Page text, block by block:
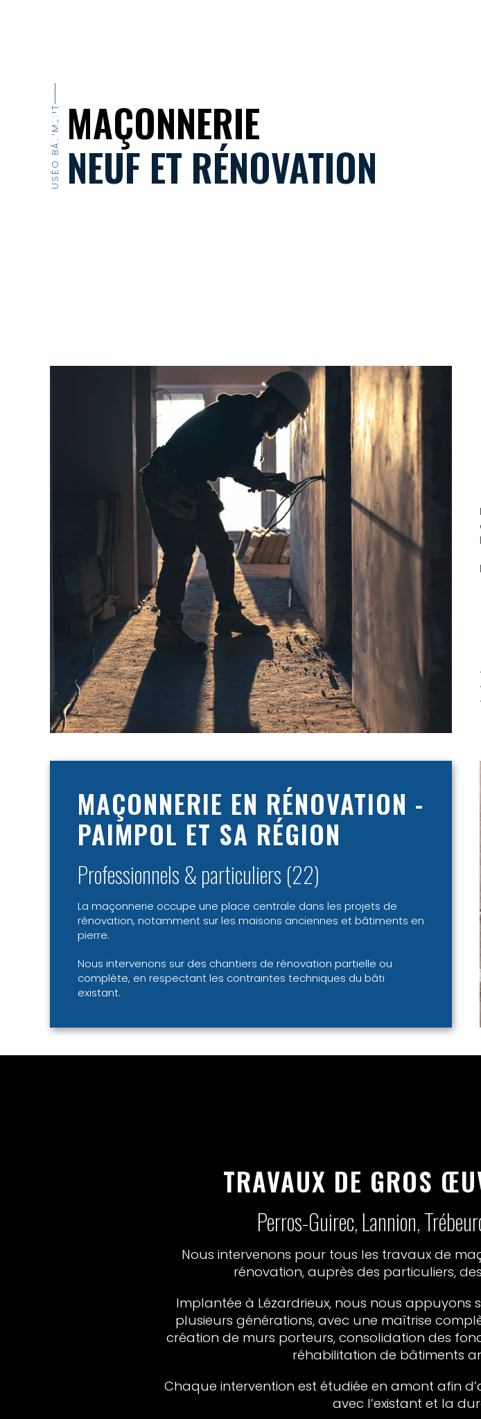
USÉO BÂTIMENT MAÇONNERIE
NEUF ET RÉNOVATION
MAÇONNERIE EN RÉNOVATION -
PAIMPOL ET SA RÉGION
Professionnels & particuliers (22)
La maçonnerie occupe une place centrale dans les projets de
rénovation, notamment sur les maisons anciennes et bâtiments en
pierre.
Nous intervenons sur des chantiers de rénovation partielle ou
complète, en respectant les contraintes techniques du bâti
existant.
TRAVAUX DE GROS
Perros-Guirec, Lannion,
Nous intervenons pour tous les travaux de
rénovation, auprès des particuliers,
Implantée à Lézardrieux, nous nous
plusieurs générations, avec une maîtrise
création de murs porteurs, consolidation des
réhabilitation de bâtiments
Chaque intervention est étudiée en amont afin
avec l’existant et la